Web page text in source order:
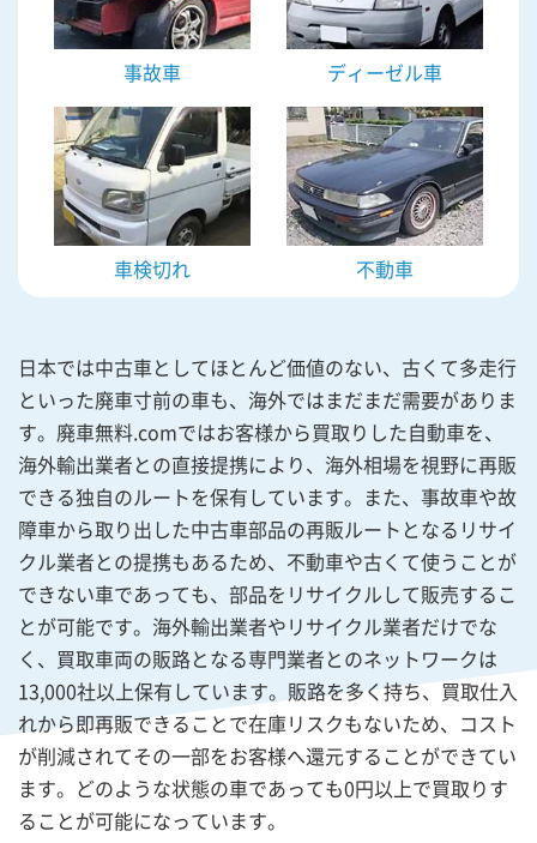
事故車 ディーゼル車
車検切れ 不動車
日本では中古車としてほとんど価値のない、古くて多走行
といった廃車寸前の車も、海外ではまだまだ需要がありま
す。廃車無料.comではお客様から買取りした自動車を、
海外輸出業者との直接提携により、海外相場を視野に再販
できる独自のルートを保有しています。また、事故車や故
障車から取り出した中古車部品の再販ルートとなるリサイ
クル業者との提携もあるため、不動車や古くて使うことが
できない車であっても、部品をリサイクルして販売するこ
とが可能です。海外輸出業者やリサイクル業者だけでな
く、買取車両の販路となる専門業者とのネットワークは
13,000社以上保有しています。販路を多く持ち、買取仕入
れから即再販できることで在庫リスクもないため、コスト
が削減されてその一部をお客様へ還元することができてい
ます。どのような状態の車であっても0円以上で買取りす
ることが可能になっています。